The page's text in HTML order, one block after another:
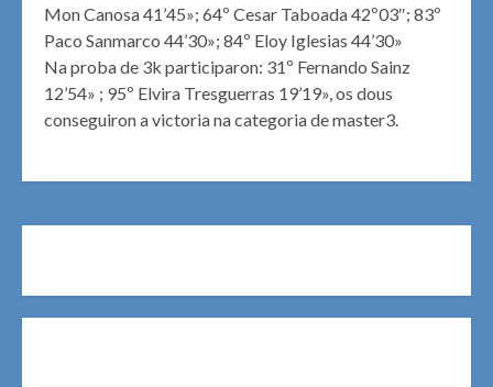
Mon Canosa 41’45»; 64º Cesar Taboada 42º03″; 83º
Paco Sanmarco 44’30»; 84º Eloy Iglesias 44’30»
Na proba de 3k participaron: 31º Fernando Sainz
12’54» ; 95º Elvira Tresguerras 19’19», os dous
conseguiron a victoria na categoria de master3.